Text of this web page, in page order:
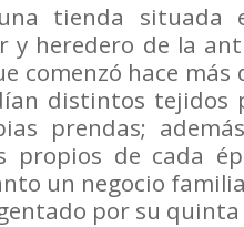
tienda situada
y heredero de la
hace más
distintos tejidos
prendas;
propios de cada
un negocio
por su